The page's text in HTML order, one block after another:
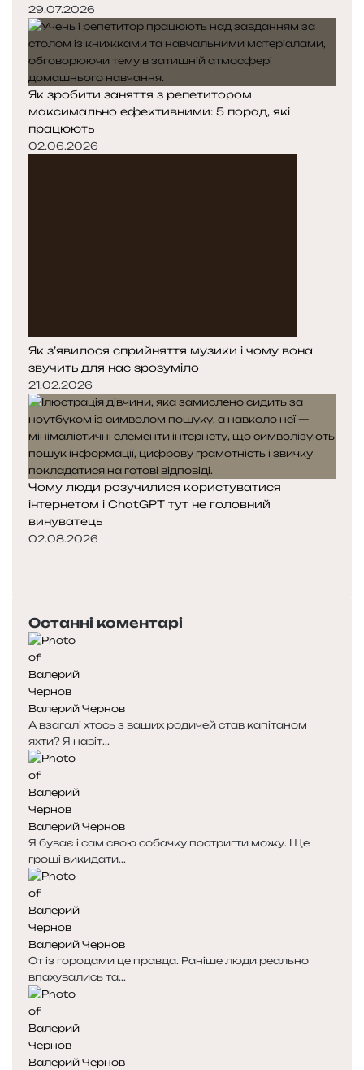
29.07.2026
Як зробити заняття з репетитором
максимально ефективними: 5 порад, які
працюють
02.06.2026
Як з’явилося сприйняття музики і чому вона
звучить для нас зрозуміло
21.02.2026
Чому люди розучилися користуватися
інтернетом і ChatGPT тут не головний
винуватець
02.08.2026
р
е
д
н
я
с
т
о
р
і
н
к
а
т
у
п
н
а
с
т
о
р
і
н
к
а
Останні коментарі
Валерий Чернов
А взагалі хтось з ваших родичей став капітаном
яхти? Я навіт...
Валерий Чернов
Я буває і сам свою собачку постригти можу. Ще
гроші викидати...
Валерий Чернов
От із городами це правда. Раніше люди реально
впахувались та...
Валерий Чернов